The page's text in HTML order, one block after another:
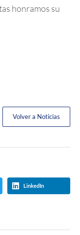
honramos su
Volver a Noticias
LinkedIn